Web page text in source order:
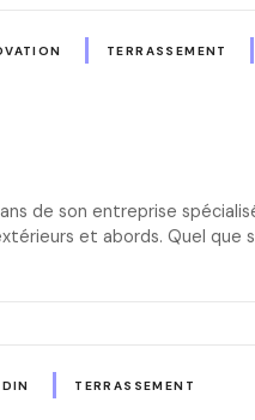
TERRASSEMENT
de son entreprise
et abords. Quel que
TERRASSEMENT